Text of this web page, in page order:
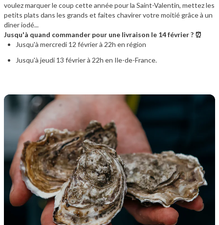
voulez marquer le coup cette année pour la Saint-Valentin, mettez les
petits plats dans les grands et faites chavirer votre moitié grâce à un
dîner iodé...
Jusqu'à quand commander pour une livraison le 14 février ? ⏰
Jusqu'à mercredi 12 février à 22h en région
Jusqu'à jeudi 13 février à 22h en Ile-de-France.